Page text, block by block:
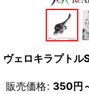
ヴェロキラプト
販売価格: 350円